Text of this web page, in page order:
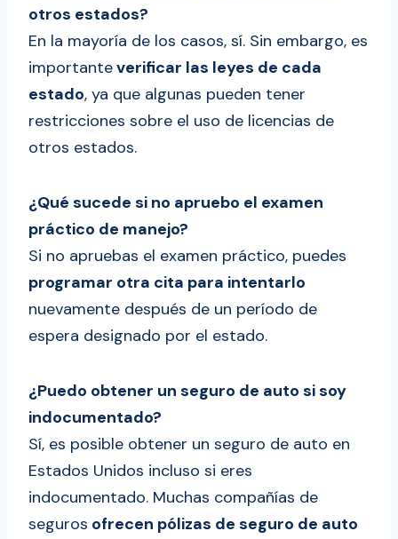
otros estados?
En la mayoría de los casos, sí. Sin embargo, es
importanteverificar las leyes de cada
estado, ya que algunas pueden tener
restricciones sobre el uso de licencias de
otros estados.
¿Qué sucede si no apruebo el examen
práctico de manejo?
Si no apruebas el examen práctico, puedes
programar otra cita para intentarlo
nuevamente después de un período de
espera designado por el estado.
¿Puedo obtener un seguro de auto si soy
indocumentado?
Sí, es posible obtener un seguro de auto en
Estados Unidos incluso si eres
indocumentado. Muchas compañías de
seguros ofrecen pólizas de seguro de auto